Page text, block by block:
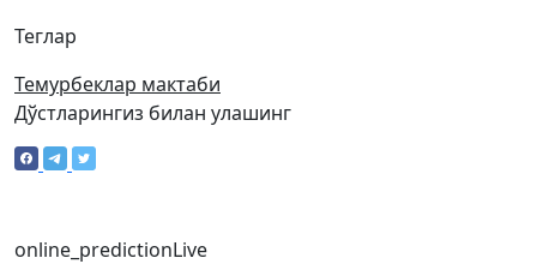
Теглар
Темурбеклар мактаби
Дўстларингиз билан улашинг
online_predictionLive